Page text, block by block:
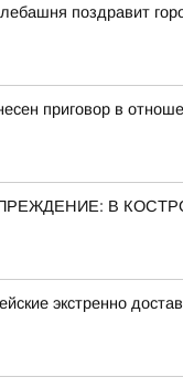
поздравит
приговор в
В
экстренно